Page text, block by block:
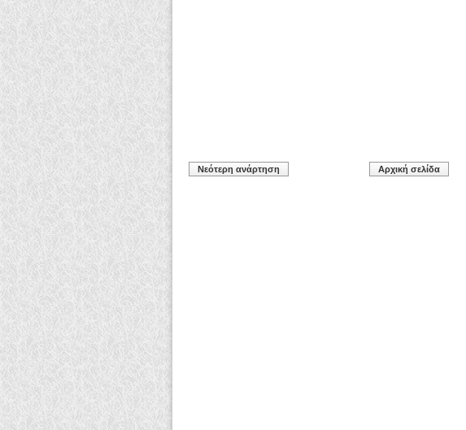
Νεότερη ανάρτηση Αρχική σελίδα